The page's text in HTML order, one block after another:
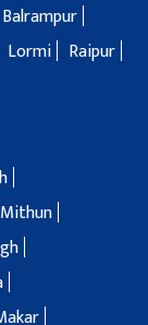
Balrampur
Lormi
Raipur